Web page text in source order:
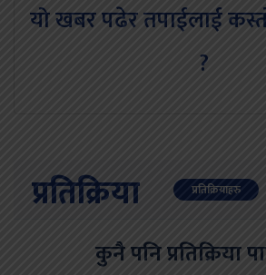
यो खबर पढेर तपाईलाई
?
प्रतिक्रिया प्रतिक्रियाहरु
कुनै पनि प्रतिक्रिया